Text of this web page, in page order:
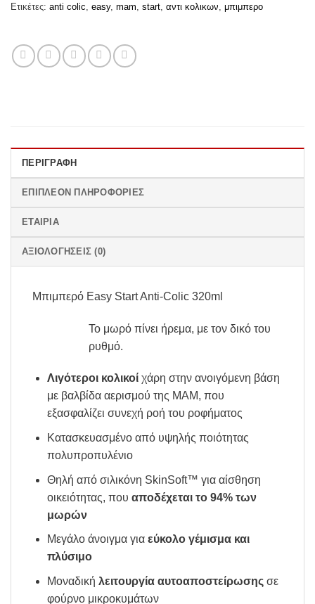
Ετικέτες: anti colic easy, mam start αντι κολικων μπιμπερο
ΠΕΡΙΓΡΑΦΉ
ΕΠΙΠΛΈΟΝ ΠΛΗΡΟΦΟΡΊΕΣ
ΕΤΑΙΡΊΑ
ΑΞΙΟΛΟΓΉΣΕΙΣ (0)
Μπιμπερό Easy Start Anti-Colic 320ml
Το μωρό πίνει ήρεμα, με τον δικό του
ρυθμό.
Λιγότεροι κολικοίχάρη στην ανοιγόμενη βάση
με βαλβίδα αερισμού της MAM, που
εξασφαλίζει συνεχή ροή του ροφήματος
Κατασκευασμένο από υψηλής ποιότητας
πολυπροπυλένιο
Θηλή από σιλικόνη SkinSoft™ για αίσθηση
οικειότητας, που αποδέχεται το 94% των
μωρών
Μεγάλο άνοιγμα για εύκολο γέμισμα και
πλύσιμο
Μοναδική λειτουργία αυτοαποστείρωσηςσε
φούρνο μικροκυμάτων